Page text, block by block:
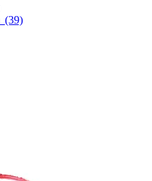
(39)